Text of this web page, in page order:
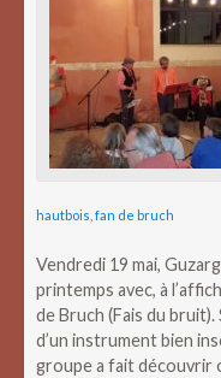
hautbois fan de bruch
Vendredi 19 mai,
printemps avec, à
de Bruch (Fais du
d’un instrument bien
groupe a fait découvrir